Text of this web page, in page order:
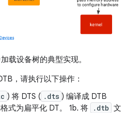
载设备树的典型实现。
，请执行以下操作：
) 将 DTS ( .dts ) 编译成 DTB
式为扁平化 DT。 1b. 将 .dtb 文